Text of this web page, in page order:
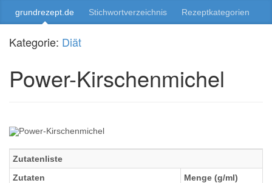
grundrezept.de Stichwortverzeichnis Rezeptkategorien
Kategorie: Diät
Power-Kirschenmichel
Zutatenliste
Zutaten
Menge (g/ml)